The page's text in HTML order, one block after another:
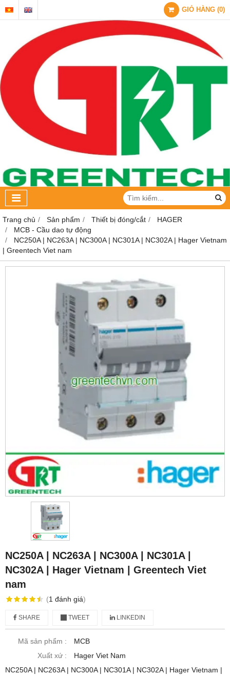
GIỎ HÀNG (0)
Trang chủ Sản phẩm Thiết bị đóng/cắt
HAGER
MCB - Cầu dao tự động
NC250A | NC263A | NC300A | NC301A | NC302A | Hager Vietnam
| Greentech Viet nam
NC250A | NC263A | NC300A | NC301A |
NC302A | Hager Vietnam | Greentech Viet
nam
(1 đánh giá)
SHARE TWEET LINKEDIN
Mã sản phẩm :
MCB
Xuất xứ :
Hager Viet Nam
NC250A | NC263A | NC300A | NC301A | NC302A | Hager Vietnam |